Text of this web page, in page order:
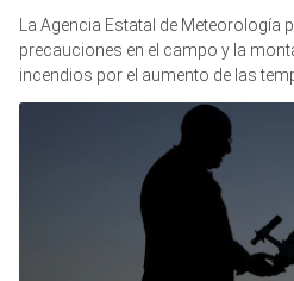
La Agencia Estatal de Meteorología
precauciones en el campo y la
incendios por el aumento de las